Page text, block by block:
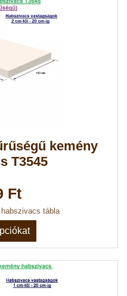
kemény
T3545
Ft
tábla